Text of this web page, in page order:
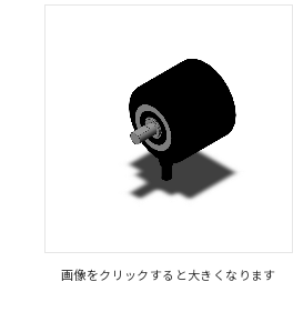
画像をクリックすると大きくなります